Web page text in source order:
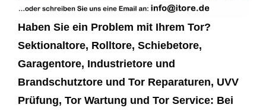
Haben Sie ein Problem mit Ihrem Tor?
Sektionaltore, Rolltore, Schiebetore,
Garagentore, Industrietore und
Brandschutztore und Tor Reparaturen, UVV
Prüfung, Tor Wartung und Tor Service: Bei